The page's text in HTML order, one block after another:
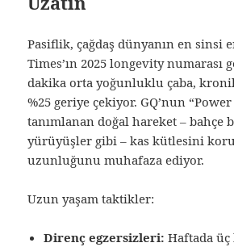
Pasiflik, çağdaş dünyanın en sinsi
Times’ın 2025 longevity numarası
dakika orta yoğunluklu çaba,
%25 geriye çekiyor. GQ’nun
tanımlanan doğal hareket – bahçe
yürüyüşler gibi – kas kütlesini
uzunluğunu muhafaza ediyor.
Uzun yaşam taktikler:
Direnç egzersizleri: Haftada üç